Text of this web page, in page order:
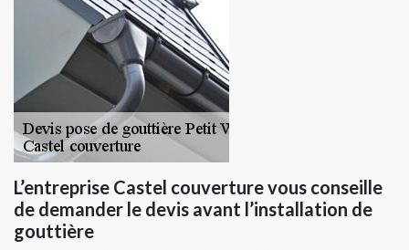
L’entreprise Castel couverture vous conseille
de demander le devis avant l’installation de
gouttière